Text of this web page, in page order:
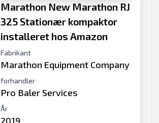
Marathon New Marathon RJ
325 Stationær kompaktor
installeret hos Amazon
Fabrikant
Marathon Equipment Company
forhandler
Pro Baler Services
År
2019